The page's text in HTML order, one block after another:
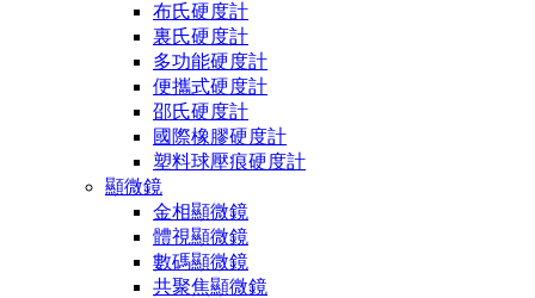
布氏硬度計
裏氏硬度計
多功能硬度計
便攜式硬度計
邵氏硬度計
國際橡膠硬度計
塑料球壓痕硬度計
顯微鏡
金相顯微鏡
體視顯微鏡
數碼顯微鏡
共聚焦顯微鏡